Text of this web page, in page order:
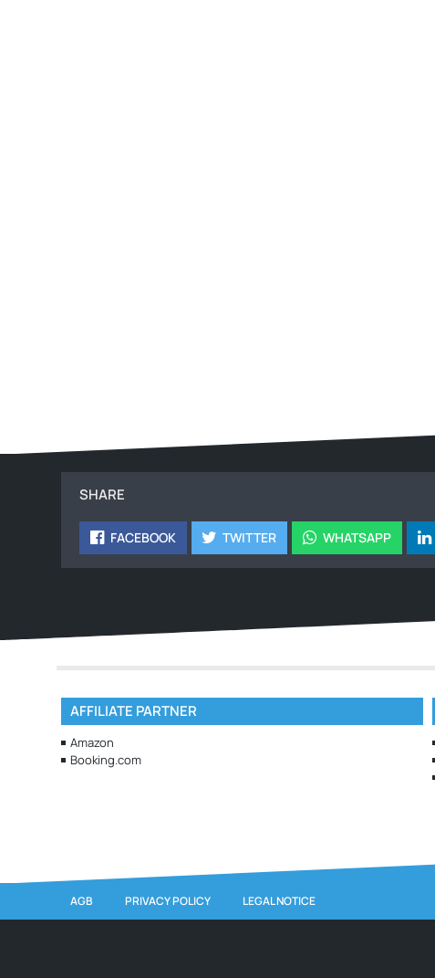
SHARE
FACEBOOK TWITTER WHATSAPP
AFFILIATE PARTNER
Amazon
Booking.com
AGB PRIVACY POLICY LEGAL NOTICE